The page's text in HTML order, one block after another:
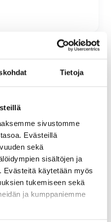
Tietoja
sivustomme
Evästeillä
sekä
sisältöjen ja
Evästeitä käytetään myös
tukemiseen sekä
ja kumppaniemme